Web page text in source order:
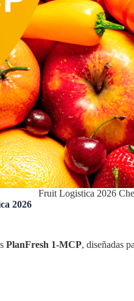
Fruit Logistica 2026
2026
PlanFresh 1-MCP, diseñadas